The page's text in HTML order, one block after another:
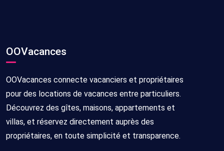
OOVacances
OOVacances connecte vacanciers et propriétaires
pour des locations de vacances entre particuliers.
Découvrez des gîtes, maisons, appartements et
villas, et réservez directement auprès des
propriétaires, en toute simplicité et transparence.